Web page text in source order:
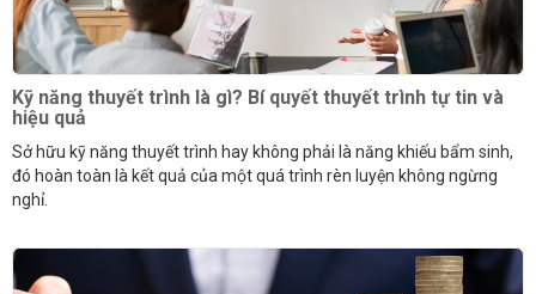
Kỹ năng thuyết trình là gì? Bí quyết thuyết trình tự tin và
hiệu quả
Sở hữu kỹ năng thuyết trình hay không phải là năng khiếu bẩm sinh,
đó hoàn toàn là kết quả của một quá trình rèn luyện không ngừng
nghỉ.